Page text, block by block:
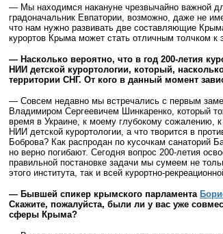
— Мы находимся накануне чрезвычайно важной
градоначальник Евпатории, возможно, даже не
что нам нужно развивать две составляющие
курортов Крыма может стать отличным толчком к
— Насколько вероятно, что в год 200-летия
НИИ детской курортологии, который,
территории СНГ. От кого в данный момент
— Совсем недавно мы встречались с первым
Владимиром Сергеевичем Шинкаренко, который
время в Украине, к моему глубокому сожалению,
НИИ детской курортологии, а что творится в
Боброва? Как распродан по кусочкам санаторий
но верно погибают. Сегодня вопрос 200-летия
правильной постановке задачи мы сумеем не
этого института, так и всей курортно-
— Бывшей спикер крымского парламента
Скажите, пожалуйста, были ли у вас уже
сферы Крыма?